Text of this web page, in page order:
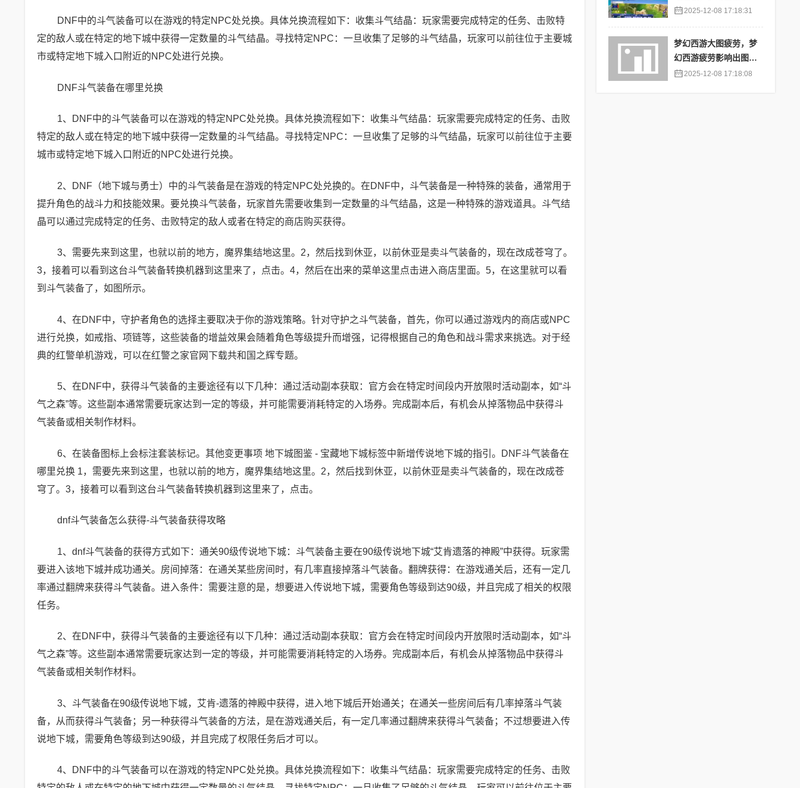
DNF中的斗气装备可以在游戏的特定NPC处兑换。具体兑换流程如下：收集斗气结晶：玩家需要完成特定的任务、击败特
定的敌人或在特定的地下城中获得一定数量的斗气结晶。寻找特定NPC：一旦收集了足够的斗气结晶，玩家可以前往位于主要城
市或特定地下城入口附近的NPC处进行兑换。
DNF斗气装备在哪里兑换
1、DNF中的斗气装备可以在游戏的特定NPC处兑换。具体兑换流程如下：收集斗气结晶：玩家需要完成特定的任务、击败
特定的敌人或在特定的地下城中获得一定数量的斗气结晶。寻找特定NPC：一旦收集了足够的斗气结晶，玩家可以前往位于主要
城市或特定地下城入口附近的NPC处进行兑换。
2、DNF（地下城与勇士）中的斗气装备是在游戏的特定NPC处兑换的。在DNF中，斗气装备是一种特殊的装备，通常用于
提升角色的战斗力和技能效果。要兑换斗气装备，玩家首先需要收集到一定数量的斗气结晶，这是一种特殊的游戏道具。斗气结
晶可以通过完成特定的任务、击败特定的敌人或者在特定的商店购买获得。
3、需要先来到这里，也就以前的地方，魔界集结地这里。2，然后找到休亚，以前休亚是卖斗气装备的，现在改成苍穹了。
3，接着可以看到这台斗气装备转换机器到这里来了，点击。4，然后在出来的菜单这里点击进入商店里面。5，在这里就可以看
到斗气装备了，如图所示。
4、在DNF中，守护者角色的选择主要取决于你的游戏策略。针对守护之斗气装备，首先，你可以通过游戏内的商店或NPC
进行兑换，如戒指、项链等，这些装备的增益效果会随着角色等级提升而增强，记得根据自己的角色和战斗需求来挑选。对于经
典的红警单机游戏，可以在红警之家官网下载共和国之辉专题。
5、在DNF中，获得斗气装备的主要途径有以下几种：通过活动副本获取：官方会在特定时间段内开放限时活动副本，如“斗
气之森”等。这些副本通常需要玩家达到一定的等级，并可能需要消耗特定的入场券。完成副本后，有机会从掉落物品中获得斗
气装备或相关制作材料。
6、在装备图标上会标注套装标记。其他变更事项 地下城图鉴 - 宝藏地下城标签中新增传说地下城的指引。DNF斗气装备在
哪里兑换 1，需要先来到这里，也就以前的地方，魔界集结地这里。2，然后找到休亚，以前休亚是卖斗气装备的，现在改成苍
穹了。3，接着可以看到这台斗气装备转换机器到这里来了，点击。
dnf斗气装备怎么获得-斗气装备获得攻略
1、dnf斗气装备的获得方式如下：通关90级传说地下城：斗气装备主要在90级传说地下城“艾肯遗落的神殿”中获得。玩家需
要进入该地下城并成功通关。房间掉落：在通关某些房间时，有几率直接掉落斗气装备。翻牌获得：在游戏通关后，还有一定几
率通过翻牌来获得斗气装备。进入条件：需要注意的是，想要进入传说地下城，需要角色等级到达90级，并且完成了相关的权限
任务。
2、在DNF中，获得斗气装备的主要途径有以下几种：通过活动副本获取：官方会在特定时间段内开放限时活动副本，如“斗
气之森”等。这些副本通常需要玩家达到一定的等级，并可能需要消耗特定的入场券。完成副本后，有机会从掉落物品中获得斗
气装备或相关制作材料。
3、斗气装备在90级传说地下城，艾肯-遗落的神殿中获得，进入地下城后开始通关；在通关一些房间后有几率掉落斗气装
备，从而获得斗气装备；另一种获得斗气装备的方法，是在游戏通关后，有一定几率通过翻牌来获得斗气装备；不过想要进入传
说地下城，需要角色等级到达90级，并且完成了权限任务后才可以。
4、DNF中的斗气装备可以在游戏的特定NPC处兑换。具体兑换流程如下：收集斗气结晶：玩家需要完成特定的任务、击败
苹果端怎么在电脑上登
2025-12-08 17:18:31
梦幻西游大图疲劳，梦
幻西游疲劳影响出图率
吗 2025-12-08 17:18:08